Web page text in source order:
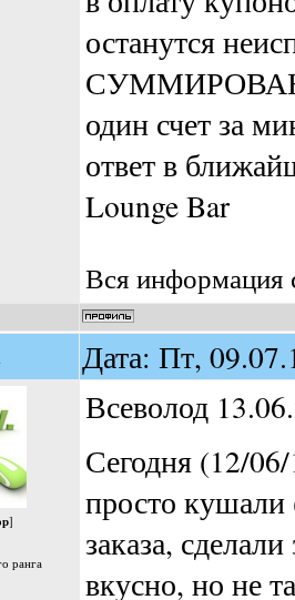
останутся
один счет за
ответ в
Lounge Bar
Вся информация
Дата: Пт,
]
ранга
Всеволод
Сегодня (12/
просто кушали
заказа,
вкусно, но не